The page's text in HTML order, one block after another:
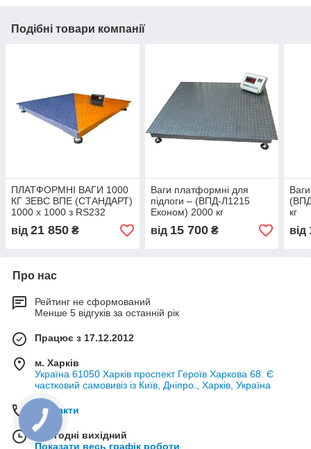
Подібні товари компанії
ПЛАТФОРМНІ ВАГИ 1000
КГ ЗЕВС ВПЕ (СТАНДАРТ)
1000 х 1000 з RS232
від 21 850 ₴
Ваги платформні для
підлоги – (ВПД-Л1215
Економ) 2000 кг
від 15 700₴
кг
від
Про нас
Рейтинг не сформований
Менше 5 відгуків за останній рік
Працює з 17.12.2012
м. Харків
Україна 61050 Харків проспект Героїв Харкова 68. Є
частковий самовивіз із Київ, Дніпро., Харків, Україна
Контакти
Сьогодні вихідний
Показати весь графік роботи